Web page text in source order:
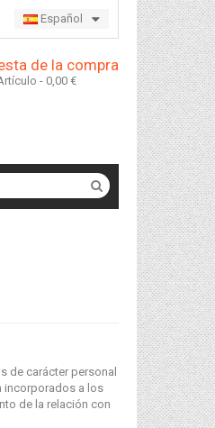
Español
de la compra
- 0,00 €
de carácter personal
incorporados a los
de la relación con